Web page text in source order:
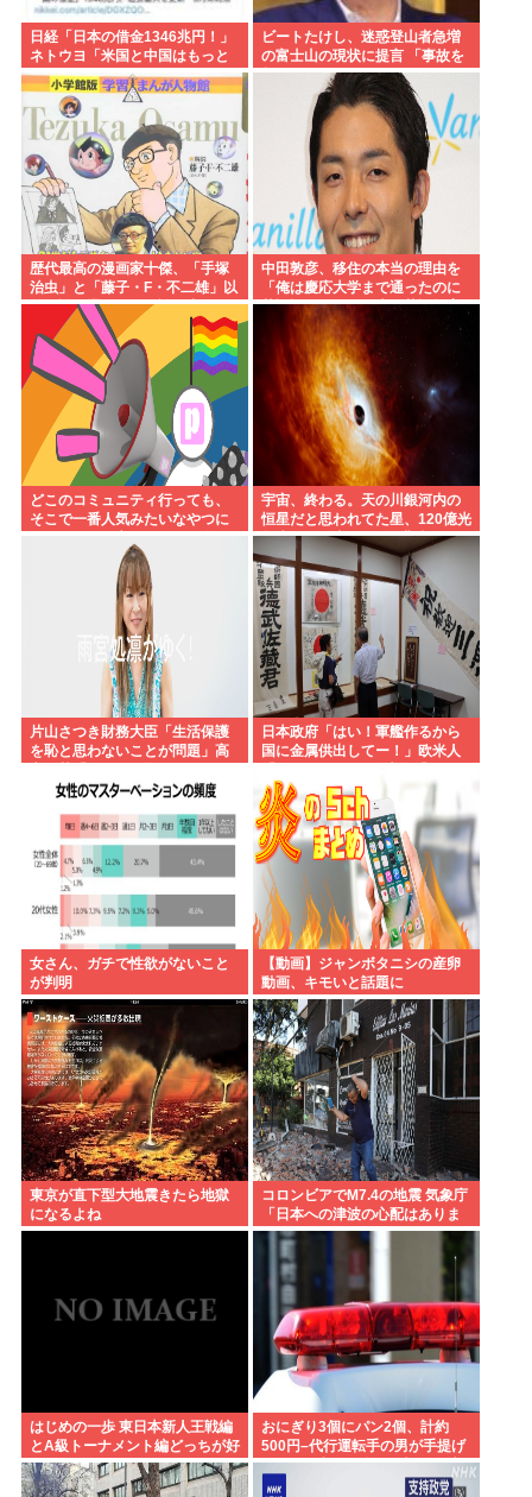
日経「日本の借金1346兆円！」
ネトウヨ「米国と中国はもっと
ヤバいだろwww」
ビートたけし、迷惑登山者急増
の富士山の現状に提言 「事故を
起こしたら、それをまかなえる
だけのお金を払ってもらわない
歴代最高の漫画家十傑、「手塚
治虫」と「藤子・F・不二雄」以
外に誰を選んでも異論が出る
www
中田敦彦、移住の本当の理由を
「俺は慶応大学まで通ったのに
英語話せない。日本の英語教育
はおかしい」
どこのコミュニティ行っても、
そこで一番人気みたいなやつに
れるんやがワイが悪いんか？
宇宙、終わる。天の川銀河内の
恒星だと思われてた星、120億光
年先にある太陽の500兆倍明るい
星だと判明。
片山さつき財務大臣「生活保護
を恥と思わないことが問題」高
が滅びる」
日本政府「はい！軍艦作るから
国に金属供出してー！」欧米人
女さん、ガチで性欲がないこと
が判明
【動画】ジャンボタニシの産卵
動画、キモいと話題に
東京が直下型大地震きたら地獄
になるよね
コロンビアでM7.4の地震 気象庁
「日本への津波の心配はありま
せん」
はじめの一歩 東日本新人王戦編
とA級トーナメント編どっちが好
き？
おにぎり3個にパン2個、計約
500円–代行運転手の男が手提げ
バッグに入れて盗んだ疑いで逮
捕 鹿児島